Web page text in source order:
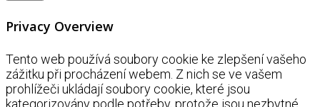
Privacy Overview
Tento web používá soubory cookie ke zlepšení vašeho
zážitku při procházení webem. Z nich se ve vašem
prohlížeči ukládají soubory cookie, které jsou
kategorizovány podle potřeby, protože jsou nezbytné